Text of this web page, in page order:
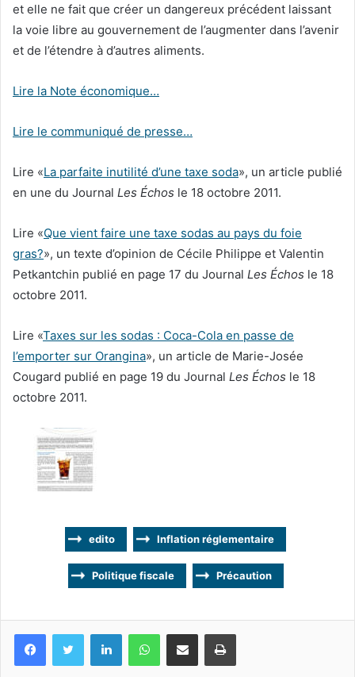
et elle ne fait que créer un dangereux précédent laissant
la voie libre au gouvernement de l’augmenter dans l’avenir
et de l’étendre à d’autres aliments.
Lire la Note économique…
Lire le communiqué de presse…
Lire «La parfaite inutilité d’une taxe soda», un article publié
en une du Journal Les Échos le 18 octobre 2011.
Lire «Que vient faire une taxe sodas au pays du foie
gras?», un texte d’opinion de Cécile Philippe et Valentin
Petkantchin publié en page 17 du Journal Les Échos le 18
octobre 2011.
Lire «Taxes sur les sodas : Coca-Cola en passe de
l’emporter sur Orangina», un article de Marie-Josée
Cougard publié en page 19 du Journal Les Échos le 18
octobre 2011.
edito Inflation réglementaire
Politique fiscale Précaution
FacebookTwitter LinkedinWhatsApp
Partagez par mail Imprimez